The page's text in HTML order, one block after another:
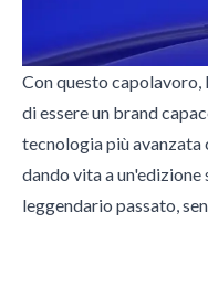
Con questo
di essere un brand
tecnologia più
dando vita a un'edizione
leggendario passato,